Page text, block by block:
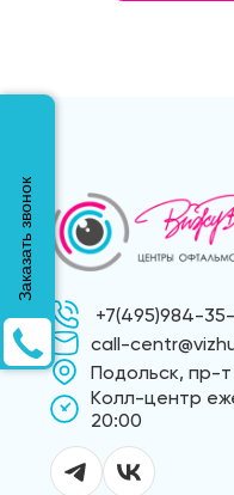
+7(495)984-
call-
Подольск, пр-
Kолл-центр
20:00
Заказать звонок